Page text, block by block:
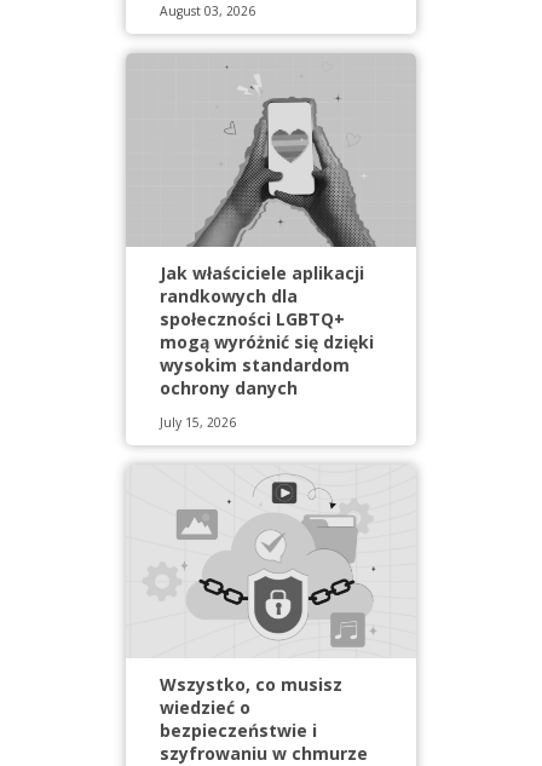
August 03, 2026
Jak właściciele aplikacji
randkowych dla
społeczności LGBTQ+
mogą wyróżnić się dzięki
wysokim standardom
ochrony danych
July 15, 2026
Wszystko, co musisz
wiedzieć o
bezpieczeństwie i
szyfrowaniu w chmurze